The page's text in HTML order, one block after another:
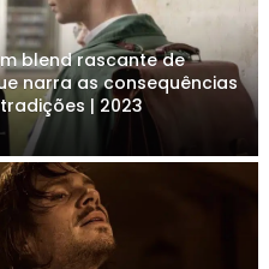
blend rascante de
narra as consequências
| 2023